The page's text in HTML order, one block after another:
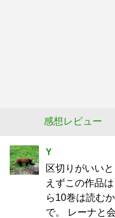
感想レビュー
Y
区切りがいい
えずこの作品
ら10巻は読む
で。 レーナと